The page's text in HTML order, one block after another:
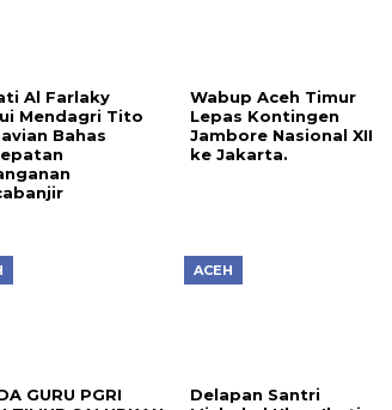
Al Farlaky
Mendagri Tito
Bahas
Wabup Aceh Timur
Lepas Kontingen
Jambore Nasional XII
ke Jakarta.
GURU PGRI
ACEH
Delapan Santri